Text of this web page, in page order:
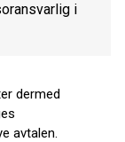
i
dermed
avtalen.